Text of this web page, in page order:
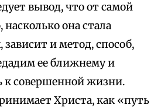
вывод, что от самой
она стала
зависит и метод, способ,
ее ближнему и
к совершенной жизни.
Христа, как «путь